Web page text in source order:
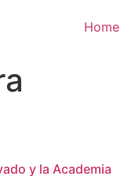
Home
y la Academia